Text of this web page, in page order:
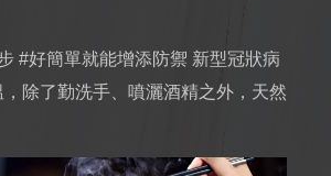
#好簡單就能增添防禦 新型冠狀病
除了勤洗手、噴灑酒精之外，天然
，具有淨化空氣、居家環境特性，